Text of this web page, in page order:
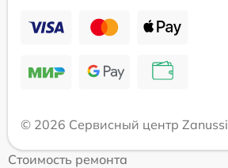
© 2026 Сервисный центр Zanussi
Стоимость ремонта